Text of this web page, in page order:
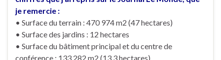
je remercie :
• Surface du terrain : 470 974 m2 (47 hectares)
• Surface des jardins : 12 hectares
• Surface du bâtiment principal et du centre de
conférence : 133 282 m2 (13,3 hectares)